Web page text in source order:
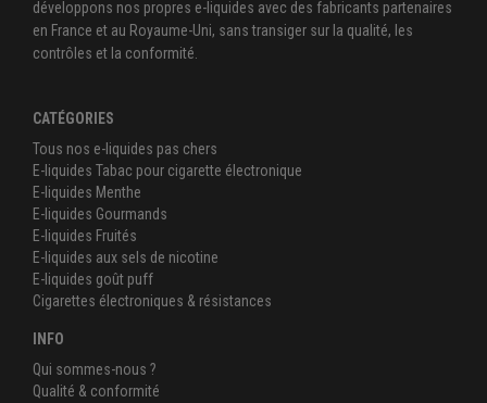
développons nos propres e-liquides avec des fabricants partenaires
en France et au Royaume-Uni, sans transiger sur la qualité, les
contrôles et la conformité.
CATÉGORIES
Tous nos e-liquides pas chers
E-liquides Tabac pour cigarette électronique
E-liquides Menthe
E-liquides Gourmands
E-liquides Fruités
E-liquides aux sels de nicotine
E-liquides goût puff
Cigarettes électroniques & résistances
INFO
Qui sommes-nous ?
Qualité & conformité